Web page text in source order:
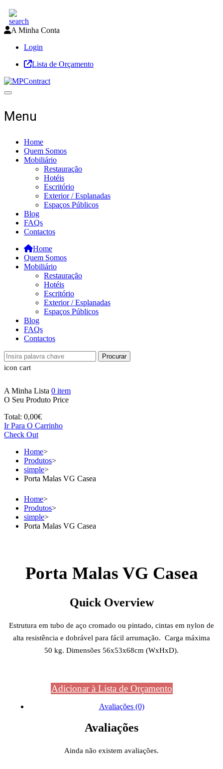
A Minha Conta
Login
Lista de Orçamento
Toggle navigation
Menu
Home
Quem Somos
Mobiliário
Restauração
Hotéis
Escritório
Exterior / Esplanadas
Espaços Públicos
Blog
FAQs
Contactos
Home
Quem Somos
Mobiliário
Restauração
Hotéis
Escritório
Exterior / Esplanadas
Espaços Públicos
Blog
FAQs
Contactos
Procurar
icon cart
A Minha Lista 0 item
O Seu Produto Price
Total: 0,00€
Ir Para O Carrinho
Check Out
Home>
Produtos>
simple>
Porta Malas VG Casea
Home>
Produtos>
simple>
Porta Malas VG Casea
Porta Malas VG Casea
Quick Overview
Estrutura em tubo de aço cromado ou pintado, cintas em nylon de
alta resistência e dobrável para fácil arrumação. Carga máxima
50 kg. Dimensões 56x53x68cm (WxHxD).
Adicionar à Lista de Orçamento
Avaliações (0)
Avaliações
Ainda não existem avaliações.